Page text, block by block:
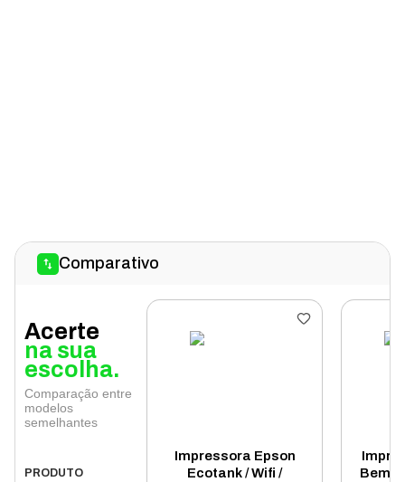
Comparativo
Acerte
na sua
escolha.
Comparação entre
modelos
semelhantes
PRODUTO
Impressora Epson
Ecotank / Wifi /